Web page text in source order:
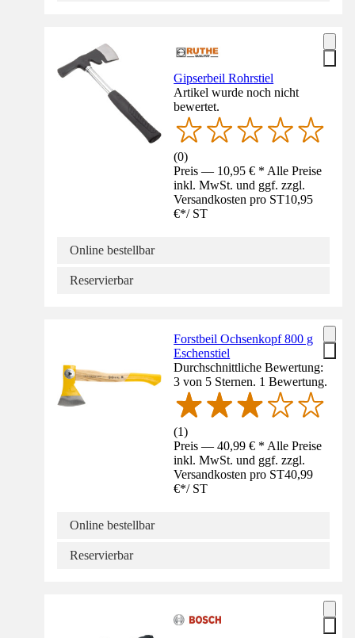
Gipserbeil Rohrstiel
Artikel wurde noch nicht
bewertet.
(0)
Preis — 10,95 € * Alle Preise
inkl. MwSt. und ggf. zzgl.
Versandkosten pro ST10,95
€*/ ST
Online bestellbar
Reservierbar
Forstbeil Ochsenkopf 800 g
Eschenstiel
Durchschnittliche Bewertung:
3 von 5 Sternen. 1 Bewertung.
(1)
Preis — 40,99 € * Alle Preise
inkl. MwSt. und ggf. zzgl.
Versandkosten pro ST40,99
€*/ ST
Online bestellbar
Reservierbar